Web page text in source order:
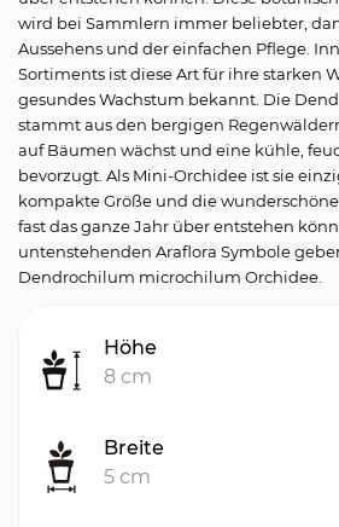
wird bei Sammlern immer beliebter,
Aussehens und der einfachen Pflege.
Sortiments ist diese Art für ihre starken
gesundes Wachstum bekannt. Die
stammt aus den bergigen
auf Bäumen wächst und eine kühle,
bevorzugt. Als Mini-Orchidee ist sie
kompakte Größe und die
fast das ganze Jahr über entstehen
untenstehenden Araflora Symbole
Dendrochilum microchilum Orchidee.
Höhe
8 cm
Breite
5 cm